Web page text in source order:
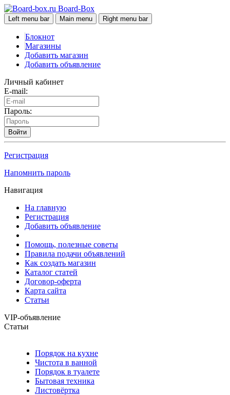
Board-Box
Left menu bar Main menu Right menu bar
Блокнот
Магазины
Добавить магазин
Добавить объявление
Личный кабинет
E-mail:
Пароль:
Войти
Регистрация
Напомнить пароль
Навигация
На главную
Регистрация
Добавить объявление
Помощь, полезные советы
Правила подачи объявлений
Как создать магазин
Каталог статей
Договор-оферта
Карта сайта
Статьи
VIP-объявление
Статьи
Порядок на кухне
Чистота в ванной
Порядок в туалете
Бытовая техника
Листовёртка